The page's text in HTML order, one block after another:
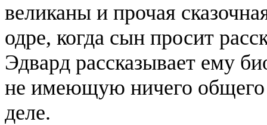
великаны и прочая
одре, когда сын просит
Эдвард рассказывает ему
не имеющую ничего
деле.